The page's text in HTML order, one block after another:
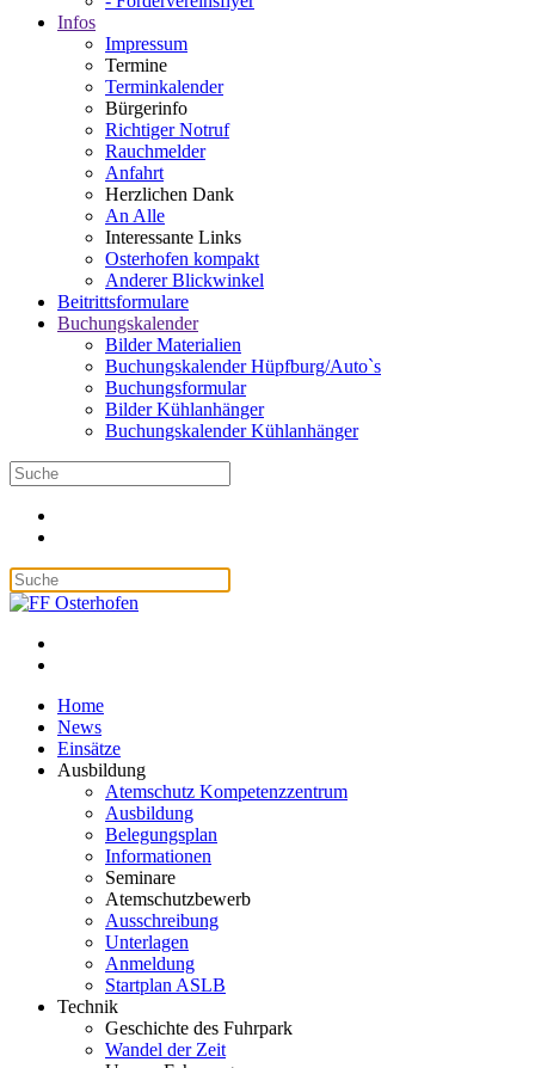
Infos
Impressum
Termine
Terminkalender
Bürgerinfo
Richtiger Notruf
Rauchmelder
Anfahrt
Herzlichen Dank
An Alle
Interessante Links
Osterhofen kompakt
Anderer Blickwinkel
Beitrittsformulare
Buchungskalender
Bilder Materialien
Buchungskalender Hüpfburg/Auto`s
Buchungsformular
Bilder Kühlanhänger
Buchungskalender Kühlanhänger
Home
News
Einsätze
Ausbildung
Atemschutz Kompetenzzentrum
Ausbildung
Belegungsplan
Informationen
Seminare
Atemschutzbewerb
Ausschreibung
Unterlagen
Anmeldung
Startplan ASLB
Technik
Geschichte des Fuhrpark
Wandel der Zeit